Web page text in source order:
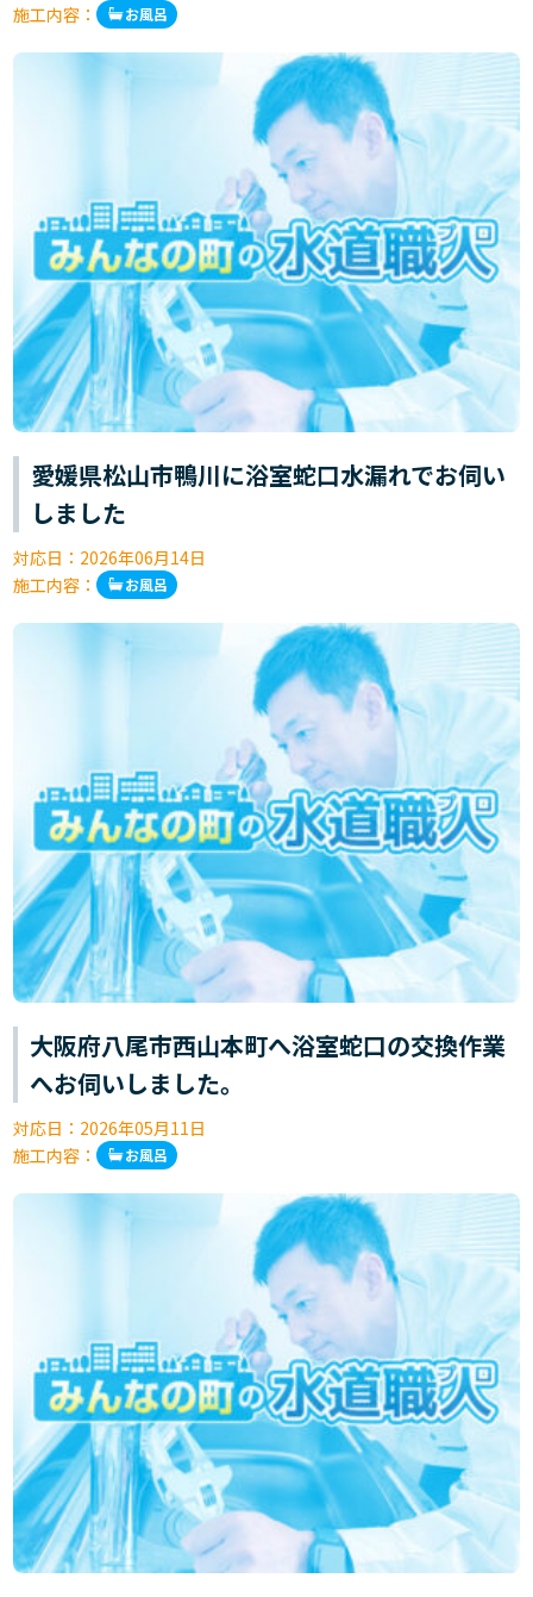
施工内容：
お風呂
愛媛県松山市鴨川に浴室蛇口水漏れでお伺い
しました
対応日： 2026年06月14日
施工内容：
お風呂
大阪府八尾市西山本町へ浴室蛇口の交換作業
へお伺いしました。
対応日： 2026年05月11日
施工内容：
お風呂